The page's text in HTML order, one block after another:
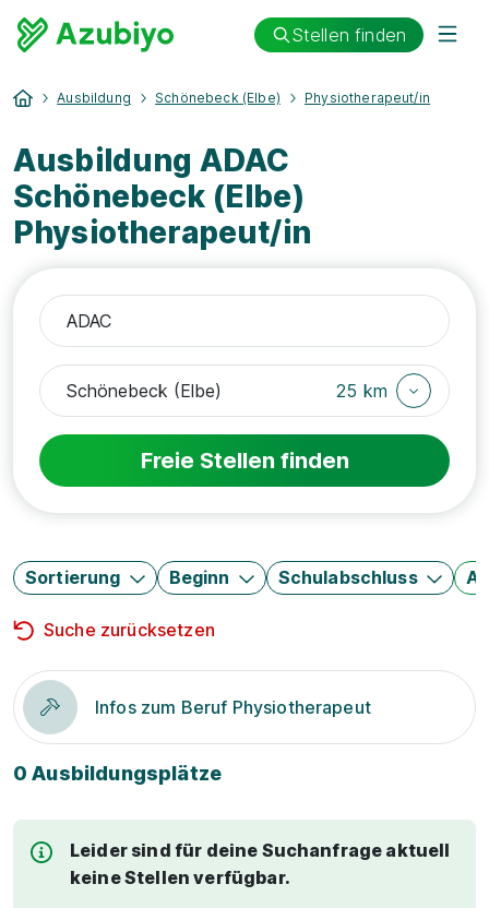
Stellen finden
Ausbildung Schönebeck (Elbe) Physiotherapeut/in
Ausbildung ADAC
Schönebeck (Elbe)
Physiotherapeut/in
25 km
Freie Stellen finden
Sortierung Beginn Schulabschluss
Suche zurücksetzen
Infos zum Beruf Physiotherapeut
0 Ausbildungsplätze
Leider sind für deine Suchanfrage aktuell
keine Stellen verfügbar.